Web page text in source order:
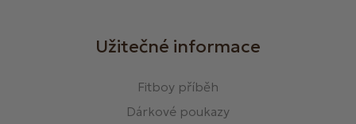
Užitečné informace
Fitboy příběh
Dárkové poukazy